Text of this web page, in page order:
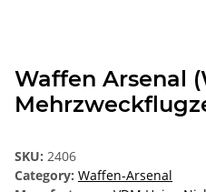
Waffen Arsenal
SKU: 2406
Category: Waffen-Arsenal